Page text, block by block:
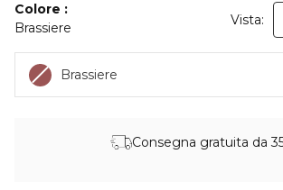
Colore
Brassiere
Vista:
Brassiere
Consegna gratuita da